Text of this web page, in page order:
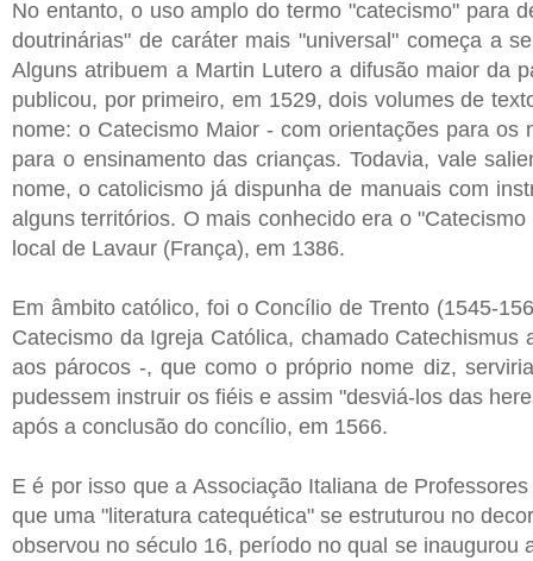
No entanto, o uso amplo do termo "catecismo" para
doutrinárias" de caráter mais "universal" começa a
Alguns atribuem a Martin Lutero a difusão maior da
publicou, por primeiro, em 1529, dois volumes de
nome: o Catecismo Maior - com orientações para os
para o ensinamento das crianças. Todavia, vale
nome, o catolicismo já dispunha de manuais com
alguns territórios. O mais conhecido era o
local de Lavaur (França), em 1386.
Em âmbito católico, foi o Concílio de Trento (1545-
Catecismo da Igreja Católica, chamado Catechismus
aos párocos -, que como o próprio nome diz,
pudessem instruir os fiéis e assim "desviá-los das
após a conclusão do concílio, em 1566.
E é por isso que a Associação Italiana de
que uma "literatura catequética" se estruturou no
observou no século 16, período no qual se inaugurou